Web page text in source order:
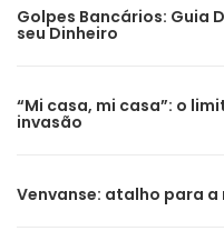
Golpes Bancários: Guia
seu Dinheiro
“Mi casa, mi casa”: o
invasão
Venvanse: atalho para a